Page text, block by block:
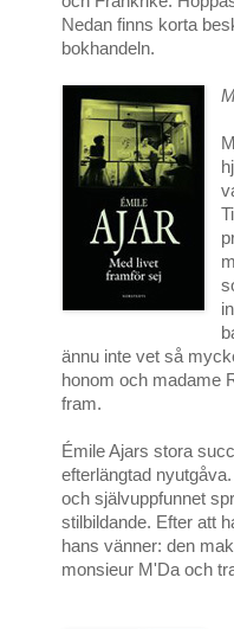
Nedan finns korta
bokhandeln.
ännu inte vet så
honom och madame
fram.
Émile Ajars stora
efterlängtad
och självuppfunnet
stilbildande. Efter att
hans vänner: den
monsieur M'Da och